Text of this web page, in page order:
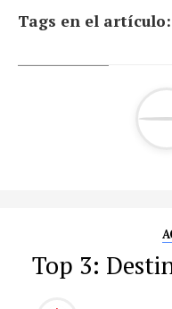
Tags en el artículo:
Top 3: